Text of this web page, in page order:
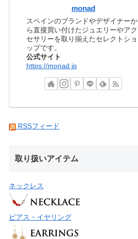
monad
スペインのブランドやデザイナーか
ら直接買い付けたジュエリーやアク
セサリーを取り揃えたセレクトショ
ップです。
公式サイト
https://monad.jp
RSSフィード
取り扱いアイテム
ネックレス
ピアス・イヤリング